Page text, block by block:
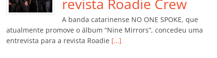
k ss
ro
o
ar
revista Roadie Crew
A banda catarinense NO ONE SPOKE, que
atualmente promove o álbum “Nine Mirrors”, concedeu uma
entrevista para a revista Roadie […]